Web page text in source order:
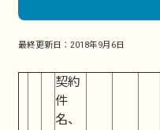
最終更新日： 2018年9月6日
契約
件
名、